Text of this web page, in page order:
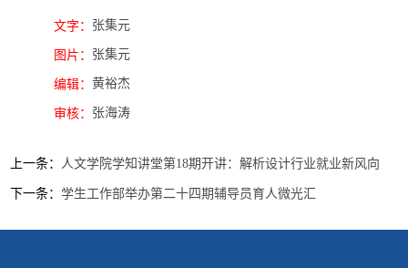
文字： 张集元
图片： 张集元
编辑：黄裕杰
审核： 张海涛
上一条： 人文学院学知讲堂第18期开讲：解析设计行业就业新风向
下一条：学生工作部举办第二十四期辅导员育人微光汇